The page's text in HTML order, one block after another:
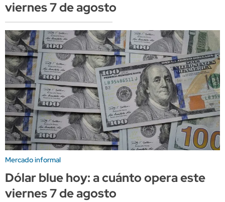
viernes 7 de agosto
Mercado informal
Dólar blue hoy: a cuánto opera este
viernes 7 de agosto